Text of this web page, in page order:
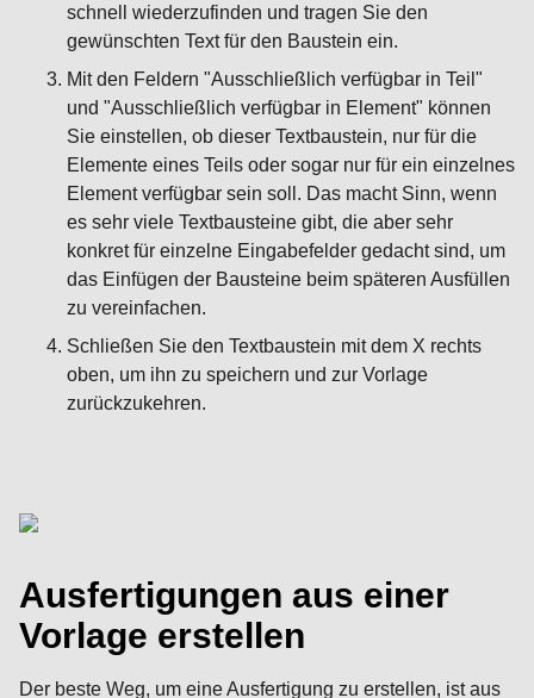
schnell wiederzufinden und tragen Sie den
gewünschten Text für den Baustein ein.
Mit den Feldern "Ausschließlich verfügbar in Teil"
und "Ausschließlich verfügbar in Element" können
Sie einstellen, ob dieser Textbaustein, nur für die
Elemente eines Teils oder sogar nur für ein einzelnes
Element verfügbar sein soll. Das macht Sinn, wenn
es sehr viele Textbausteine gibt, die aber sehr
konkret für einzelne Eingabefelder gedacht sind, um
das Einfügen der Bausteine beim späteren Ausfüllen
zu vereinfachen.
Schließen Sie den Textbaustein mit dem X rechts
oben, um ihn zu speichern und zur Vorlage
zurückzukehren.
Ausfertigungen aus einer
Vorlage erstellen
Der beste Weg, um eine Ausfertigung zu erstellen, ist aus